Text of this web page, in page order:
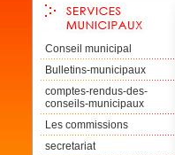
Conseil municipal
Bulletins-municipaux
comptes-rendus-des-
conseils-municipaux
Les commissions
secretariat